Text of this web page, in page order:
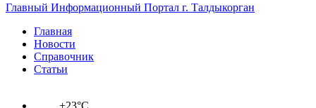
Главный Информационный Портал г. Талдыкорган
Главная
Новости
Справочник
Статьи
+23°C